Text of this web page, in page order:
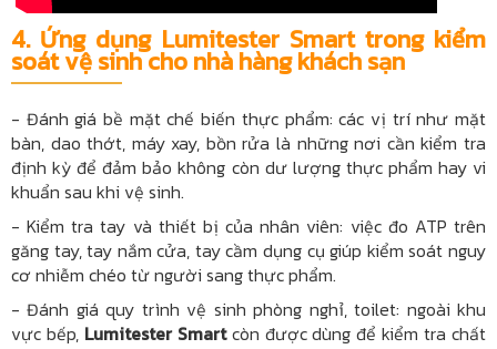
4. Ứng dụng Lumitester Smart trong kiểm
soát vệ sinh cho nhà hàng khách sạn
- Đánh giá bề mặt chế biến thực phẩm: các vị trí như mặt
bàn, dao thớt, máy xay, bồn rửa là những nơi cần kiểm tra
định kỳ để đảm bảo không còn dư lượng thực phẩm hay vi
khuẩn sau khi vệ sinh.
- Kiểm tra tay và thiết bị của nhân viên: việc đo ATP trên
găng tay, tay nắm cửa, tay cầm dụng cụ giúp kiểm soát nguy
cơ nhiễm chéo từ người sang thực phẩm.
- Đánh giá quy trình vệ sinh phòng nghỉ, toilet: ngoài khu
vực bếp, Lumitester Smartcòn được dùng để kiểm tra chất